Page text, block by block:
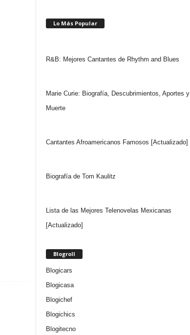
Lo Más Popular
R&B: Mejores Cantantes de Rhythm and Blues
Marie Curie: Biografía, Descubrimientos, Aportes y
Muerte
Cantantes Afroamericanos Famosos [Actualizado]
Biografía de Tom Kaulitz
Lista de las Mejores Telenovelas Mexicanas
[Actualizado]
Blogroll
Blogicars
Blogicasa
Blogichef
Blogichics
Blogitecno